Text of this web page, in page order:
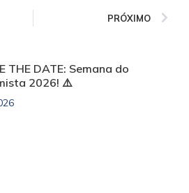
PRÓXIMO
THE DATE: Semana do
2026! ⚠️